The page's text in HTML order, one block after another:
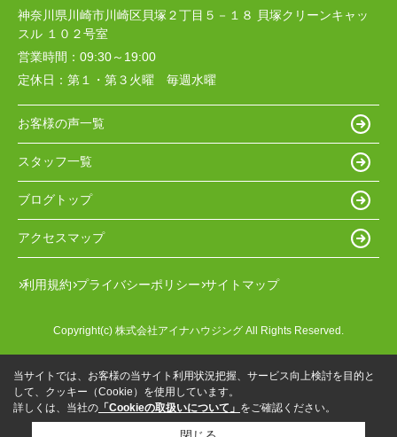
神奈川県川崎市川崎区貝塚２丁目５－１８ 貝塚クリーンキャッ
スル １０２号室
営業時間： 09:30～19:00
定休日： 第１・第３火曜 毎週水曜
お客様の声一覧
スタッフ一覧
ブログトップ
アクセスマップ
利用規約 プライバシーポリシー サイトマップ
Copyright(c) 株式会社アイナハウジング All Rights Reserved.
当サイトでは、お客様の当サイト利用状況把握、サービス向上検討を目的と
して、クッキー（Cookie）を使用しています。
詳しくは、当社の 「Cookieの取扱いについて」 をご確認ください。